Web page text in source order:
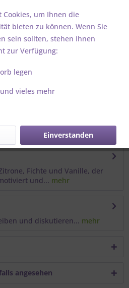
Fichte und Vanille, der
und... mehr
und diskutieren... mehr
angesehen
Cookies, um Ihnen die
bieten zu können. Wenn Sie
sein sollten, stehen Ihnen
zur Verfügung:
legen
vieles mehr
Einverstanden